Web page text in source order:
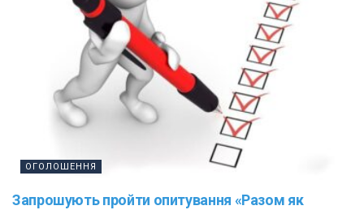
ОГОЛОШЕННЯ
Запрошують пройти опитування «Разом як